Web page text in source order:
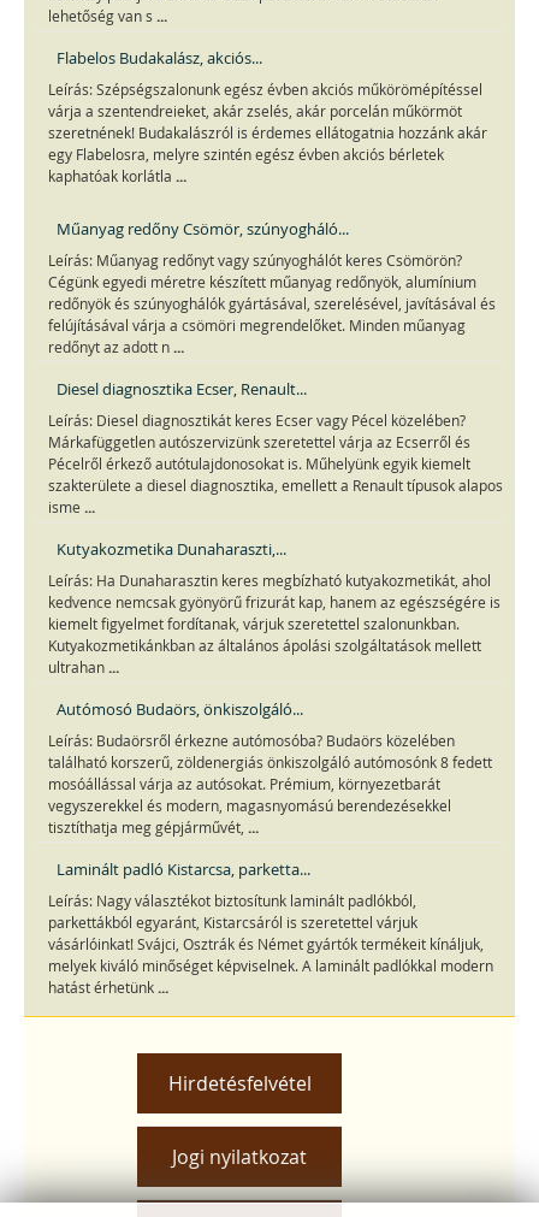
lehetőség van s ...
Flabelos Budakalász, akciós...
Leírás: Szépségszalonunk egész évben akciós műkörömépítéssel
várja a szentendreieket, akár zselés, akár porcelán műkörmöt
szeretnének! Budakalászról is érdemes ellátogatnia hozzánk akár
egy Flabelosra, melyre szintén egész évben akciós bérletek
kaphatóak korlátla ...
Műanyag redőny Csömör, szúnyogháló...
Leírás: Műanyag redőnyt vagy szúnyoghálót keres Csömörön?
Cégünk egyedi méretre készített műanyag redőnyök, alumínium
redőnyök és szúnyoghálók gyártásával, szerelésével, javításával és
felújításával várja a csömöri megrendelőket. Minden műanyag
redőnyt az adott n ...
Diesel diagnosztika Ecser, Renault...
Leírás: Diesel diagnosztikát keres Ecser vagy Pécel közelében?
Márkafüggetlen autószervizünk szeretettel várja az Ecserről és
Pécelről érkező autótulajdonosokat is. Műhelyünk egyik kiemelt
szakterülete a diesel diagnosztika, emellett a Renault típusok alapos
isme ...
Kutyakozmetika Dunaharaszti,...
Leírás: Ha Dunaharasztin keres megbízható kutyakozmetikát, ahol
kedvence nemcsak gyönyörű frizurát kap, hanem az egészségére is
kiemelt figyelmet fordítanak, várjuk szeretettel szalonunkban.
Kutyakozmetikánkban az általános ápolási szolgáltatások mellett
ultrahan ...
Autómosó Budaörs, önkiszolgáló...
Leírás: Budaörsről érkezne autómosóba? Budaörs közelében
található korszerű, zöldenergiás önkiszolgáló autómosónk 8 fedett
mosóállással várja az autósokat. Prémium, környezetbarát
vegyszerekkel és modern, magasnyomású berendezésekkel
tisztíthatja meg gépjárművét, ...
Laminált padló Kistarcsa, parketta...
Leírás: Nagy választékot biztosítunk laminált padlókból,
parkettákból egyaránt, Kistarcsáról is szeretettel várjuk
vásárlóinkat! Svájci, Osztrák és Német gyártók termékeit kínáljuk,
melyek kiváló minőséget képviselnek. A laminált padlókkal modern
hatást érhetünk ...
Hirdetésfelvétel
Jogi nyilatkozat